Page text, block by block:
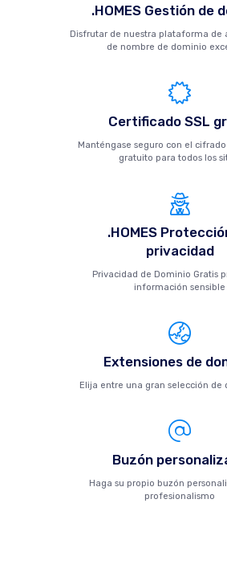
.HOMES Gestión de
Disfrutar de nuestra plataforma de
de nombre de dominio
Certificado SSL
Manténgase seguro con el cifrado
gratuito para todos los
.HOMES
privacidad
Privacidad de Dominio Gratis
información sensible
Extensiones de
Elija entre una gran selección de
Buzón
Haga su propio buzón
profesionalismo